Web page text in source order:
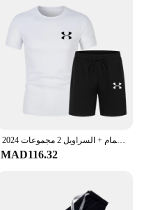
2024 جديد عصري الأعمال الصيف الرجال الرياضة مجموعة عادية اللياقة البدنية الركض كرة السلة موضة تي شيرتات قصيرة الاكمام + السراويل 2 مجموعات
MAD116.32